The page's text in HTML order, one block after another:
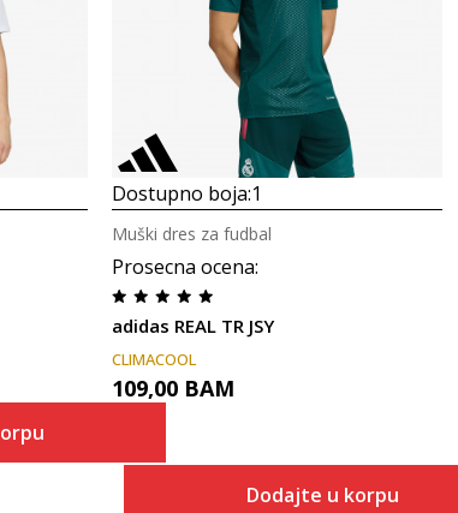
Dostupno boja:1
Prosecna ocena:
adidas REAL TR JSY
Muški dres za fudbal
CLIMACOOL
109,00 BAM
Dodajte u korpu